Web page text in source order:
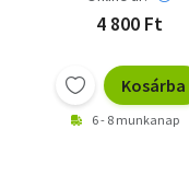
4 800 Ft
Kosárba
6 - 8 munkanap